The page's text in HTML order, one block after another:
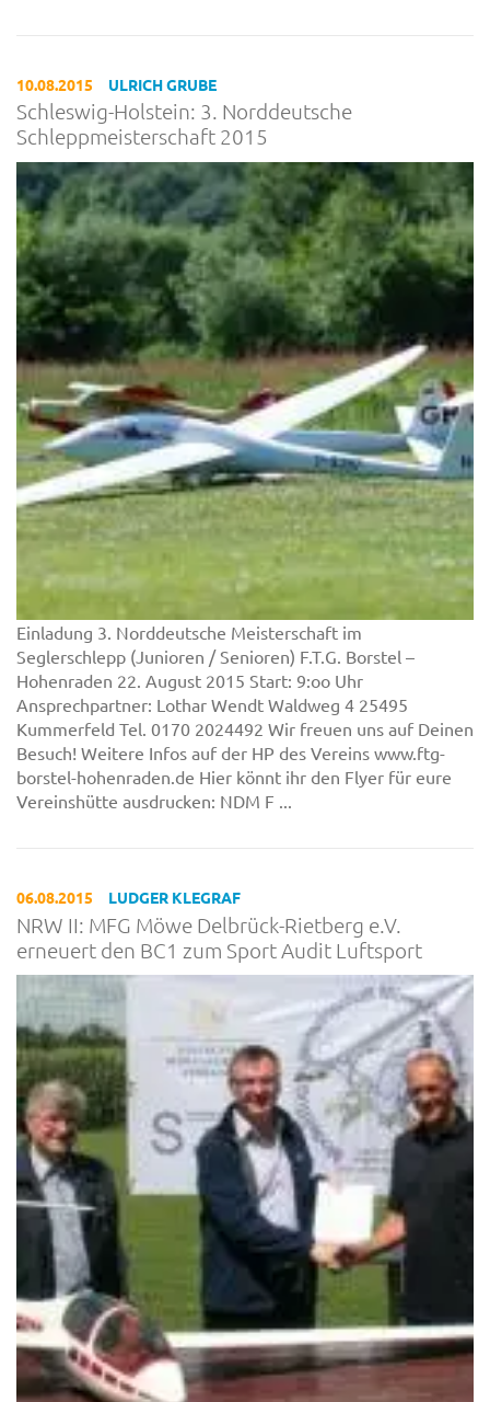
10.08.2015 ULRICH GRUBE
Schleswig-Holstein: 3. Norddeutsche
Schleppmeisterschaft 2015
Einladung 3. Norddeutsche Meisterschaft im
Seglerschlepp (Junioren / Senioren) F.T.G. Borstel –
Hohenraden 22. August 2015 Start: 9:oo Uhr
Ansprechpartner: Lothar Wendt Waldweg 4 25495
Kummerfeld Tel. 0170 2024492 Wir freuen uns auf Deinen
Besuch! Weitere Infos auf der HP des Vereins www.ftg-
borstel-hohenraden.de Hier könnt ihr den Flyer für eure
Vereinshütte ausdrucken: NDM F ...
06.08.2015 LUDGER KLEGRAF
NRW II: MFG Möwe Delbrück-Rietberg e.V.
erneuert den BC1 zum Sport Audit Luftsport